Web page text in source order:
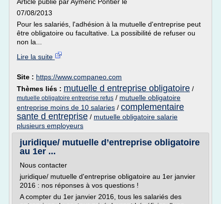
07/08/2013
Pour les salariés, l'adhésion à la mutuelle d'entreprise peut
être obligatoire ou facultative. La possibilité de refuser ou
non la...
Lire la suite
Site : https://www.companeo.com
Thèmes liés : mutuelle d entreprise obligatoire /
mutuelle obligatoire entreprise refus / mutuelle obligatoire
entreprise moins de 10 salaries / complementaire
sante d entreprise / mutuelle obligatoire salarie
plusieurs employeurs
juridique/ mutuelle d’entreprise obligatoire
au 1er ...
Nous contacter
juridique/ mutuelle d'entreprise obligatoire au 1er janvier
2016 : nos réponses à vos questions !
A compter du 1er janvier 2016, tous les salariés des